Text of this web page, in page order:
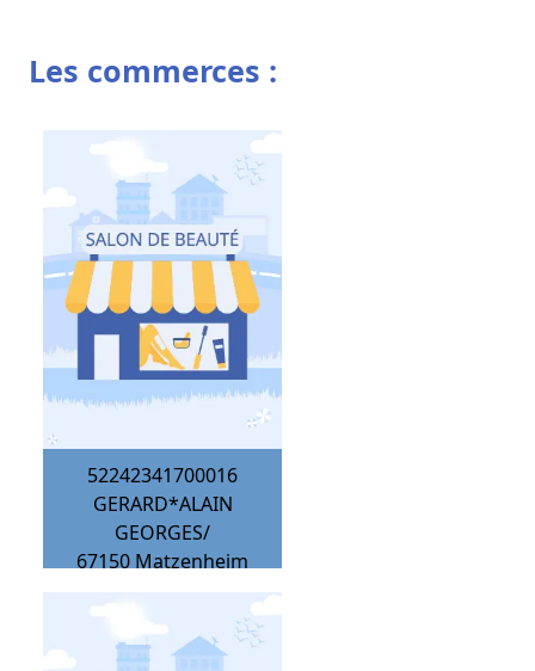
Les commerces :
52242341700016
GERARD*ALAIN
GEORGES/
67150 Matzenheim